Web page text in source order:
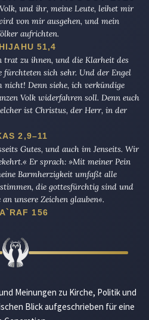
und ihr, meine Leute, leihet mir
von mir ausgehen, und mein
aufrichten.
51,4
trat zu ihnen, und die Klarheit des
sich sehr. Und der Engel
nicht! Denn siehe, ich verkündige
Volk widerfahren soll. Denn euch
ist Christus, der Herr, in der
2,9–11
Gutes, und auch im Jenseits. Wir
Er sprach: »Mit meiner Pein
Barmherzigkeit umfaßt alle
die gottesfürchtig sind und
unsere Zeichen glauben«.
156
Meinungen zu Kirche, Politik und
Blick aufgeschrieben für eine